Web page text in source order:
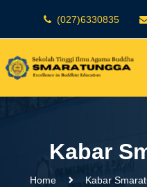
(027)6330835
Kabar
Home Kabar